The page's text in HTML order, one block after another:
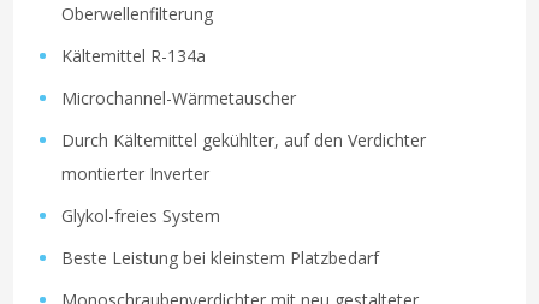
Oberwellenfilterung
Kältemittel R-134a
Microchannel-Wärmetauscher
Durch Kältemittel gekühlter, auf den Verdichter
montierter Inverter
Glykol-freies System
Beste Leistung bei kleinstem Platzbedarf